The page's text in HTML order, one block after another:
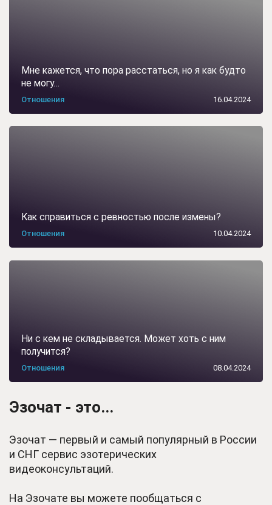
Мне кажется, что пора расстаться, но я как будто
не могу…
Отношения 16.04.2024
Как справиться с ревностью после измены?
Отношения 10.04.2024
Ни с кем не складывается. Может хоть с ним
получится?
Отношения 08.04.2024
Эзочат - это...
Эзочат — первый и самый популярный в России
и СНГ сервис эзотерических
видеоконсультаций.
На Эзочате вы можете пообщаться с